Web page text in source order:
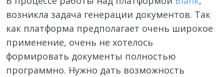
возникла задача генерации документов. Так
как платформа предполагает очень широкое
применение, очень не хотелось
формировать документы полностью
программно. Нужно дать возможность